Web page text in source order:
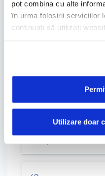
pot combina cu alte
în urma folosirii serviciilor
continuați să utilizați
Utilizare doar
CONTACT